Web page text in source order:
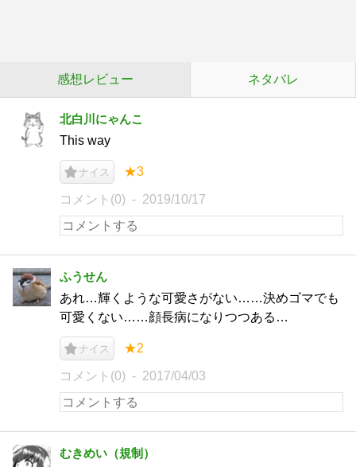
感想レビュー ネタバレ
北白川にゃんこ
This way
ナイス ★3
コメント(0) 2019/10/17
ふうせん
あれ…輝くような可愛さがない……決めゴマでも
可愛くない……顔長病になりつつある…
ナイス ★2
コメント(0) 2017/04/03
むきめい（規制）